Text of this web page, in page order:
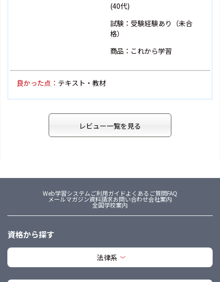
(40代)
試験：受験経験あり（未合
格）
商品：これから学習
良かった点： テキスト・教材
レビュー一覧を見る
Web学習システムご利用ガイドよくあるご質問FAQ
メールマガジン資料請求お問い合わせ会社案内
全国学校案内
資格から探す
法律系